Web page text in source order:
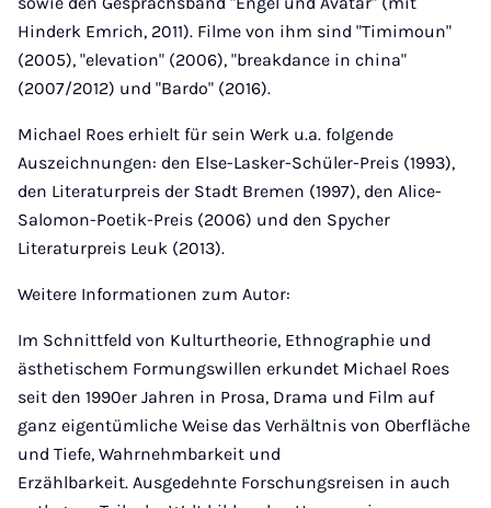
Hinderk Emrich, 2011). Filme von ihm sind "Timimoun"
(2005), "elevation" (2006), "breakdance in china"
(2007/2012) und "Bardo" (2016).
Michael Roes erhielt für sein Werk u.a. folgende
Auszeichnungen: den Else-Lasker-Schüler-Preis (1993),
den Literaturpreis der Stadt Bremen (1997), den Alice-
Salomon-Poetik-Preis (2006) und den Spycher
Literaturpreis Leuk (2013).
Weitere Informationen zum Autor:
Im Schnittfeld von Kulturtheorie, Ethnographie und
ästhetischem Formungswillen erkundet Michael Roes
seit den 1990er Jahren in Prosa, Drama und Film auf
ganz eigentümliche Weise das Verhältnis von Oberfläche
und Tiefe, Wahrnehmbarkeit und
Erzählbarkeit. Ausgedehnte Forschungsreisen in auch